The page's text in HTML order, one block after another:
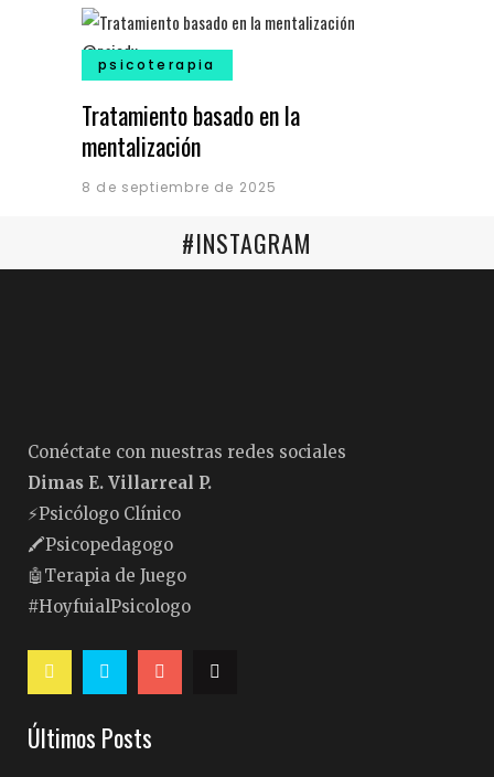
psicoterapia
Tratamiento basado en la
mentalización
8 de septiembre de 2025
#INSTAGRAM
Conéctate con nuestras redes sociales
Dimas E. Villarreal P.
⚡️Psicólogo Clínico
🖍Psicopedagogo
🤖Terapia de Juego
#HoyfuialPsicologo
Últimos Posts